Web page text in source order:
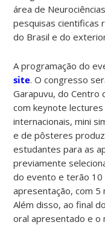
área de
pesquisas cientificas
do Brasil e do
A programação do
site. O congresso
Garapuvu, do Centro
com keynote
internacionais, mini
e de pôsteres
estudantes para as
previamente
do evento e terão 10
apresentação, com 5
Além disso, ao final
oral apresentado e